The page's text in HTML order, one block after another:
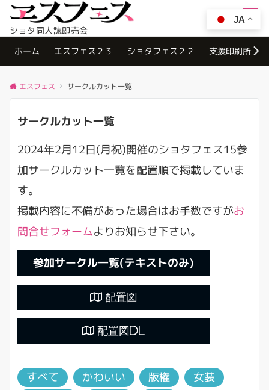
ショタ同人誌即売会 Menu
ホーム エスフェス２３ ショタフェス２２ 支援印刷所
エスフェス サークルカット一覧
サークルカット一覧
2024年2月12日(月祝)開催のショタフェス15参
加サークルカット一覧を配置順で掲載していま
す。
掲載内容に不備があった場合はお手数ですがお
問合せフォームよりお知らせ下さい。
参加サークル一覧(テキストのみ)
配置図
配置図DL
すべて かわいい 版権
女装
JA